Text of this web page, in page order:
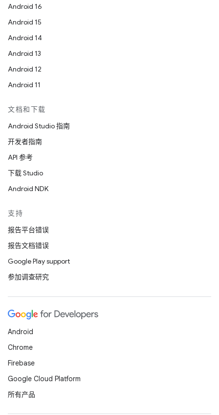
Android 16
Android 15
Android 14
Android 13
Android 12
Android 11
文档和下载
Android Studio 指南
开发者指南
API 参考
下载 Studio
Android NDK
支持
报告平台错误
报告文档错误
Google Play support
参加调查研究
Android
Chrome
Firebase
Google Cloud Platform
所有产品